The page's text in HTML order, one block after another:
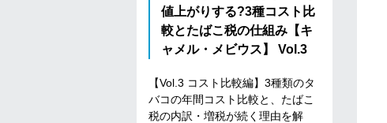
値上がりする?3種コスト比
較とたばこ税の仕組み【キ
ャメル・メビウス】 Vol.3
【Vol 3 コ ス ト 比較編】 3種類のタ
バコの年間 コ ス ト 比較と たばこ
税の内訳 ・ 増税が続く 理由を解